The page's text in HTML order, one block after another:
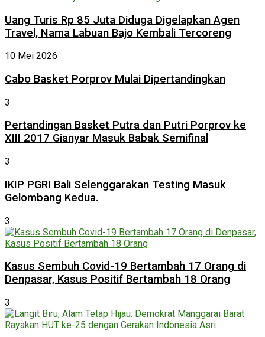
Uang Turis Rp 85 Juta Diduga Digelapkan Agen
Travel, Nama Labuan Bajo Kembali Tercoreng
10 Mei 2026
Cabo Basket Porprov Mulai Dipertandingkan
3
Pertandingan Basket Putra dan Putri Porprov ke
XIII 2017 Gianyar Masuk Babak Semifinal
3
IKIP PGRI Bali Selenggarakan Testing Masuk
Gelombang Kedua.
3
Kasus Sembuh Covid-19 Bertambah 17 Orang di
Denpasar, Kasus Positif Bertambah 18 Orang
3